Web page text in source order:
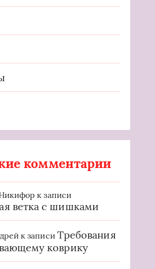
комментарии
к записи
ветка с шишками
к записи Требования
коврику